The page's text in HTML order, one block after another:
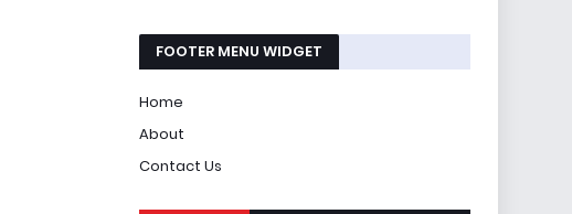
FOOTER MENU WIDGET
Home
About
Contact Us